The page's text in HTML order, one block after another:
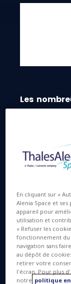
Les
comme les
En cliquant sur «
Alenia Space et
appareil pour
utilisation et
« Refuser les
fonctionnement du
navigation sans
au dépôt de
retirer votre
l'écran. Pour plus
notre politique